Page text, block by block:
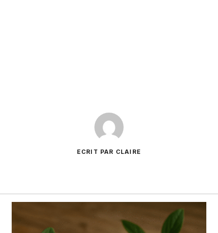
ECRIT PAR CLAIRE